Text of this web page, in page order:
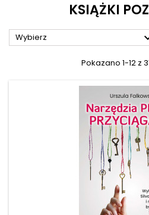
KSIĄŻKI
Wybierz
Pokazano 1-12 z